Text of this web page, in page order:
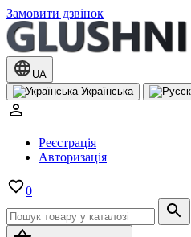
Замовити дзвінок
UA
Українська
Реєстрація
Авторизація
0